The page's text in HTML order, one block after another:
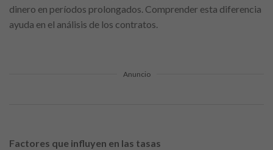
dinero en períodos prolongados. Comprender esta diferencia
ayuda en el análisis de los contratos.
Anuncio
Factores que influyen en las tasas